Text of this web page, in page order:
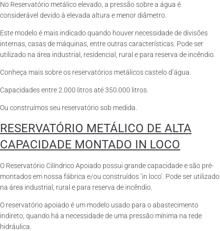
No Reservatório metálico elevado, a pressão sobre a água é
considerável devido à elevada altura e menor diâmetro.
Este modelo é mais indicado quando houver necessidade de divisões
internas, casas de máquinas, entre outras características. Pode ser
utilizado na área industrial, residencial, rural e para reserva de incêndio.
Conheça mais sobre os reservatórios metálicos castelo d’água.
Capacidades entre 2.000 litros até 350.000 litros.
Ou construímos seu reservatório sob medida.
RESERVATÓRIO METÁLICO DE ALTA
CAPACIDADE MONTADO IN LOCO
O Reservatório Cilíndrico Apoiado possui grande capacidade e são pré-
montados em nossa fábrica e/ou construídos ‘in loco’. Pode ser utilizado
na área industrial, rural e para reserva de incêndio.
O reservatório apoiado é um modelo usado para o abastecimento
indireto, quando há a necessidade de uma pressão mínima na rede
hidráulica.